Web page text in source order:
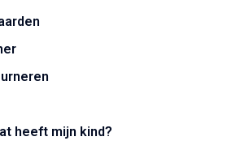
heeft mijn kind?